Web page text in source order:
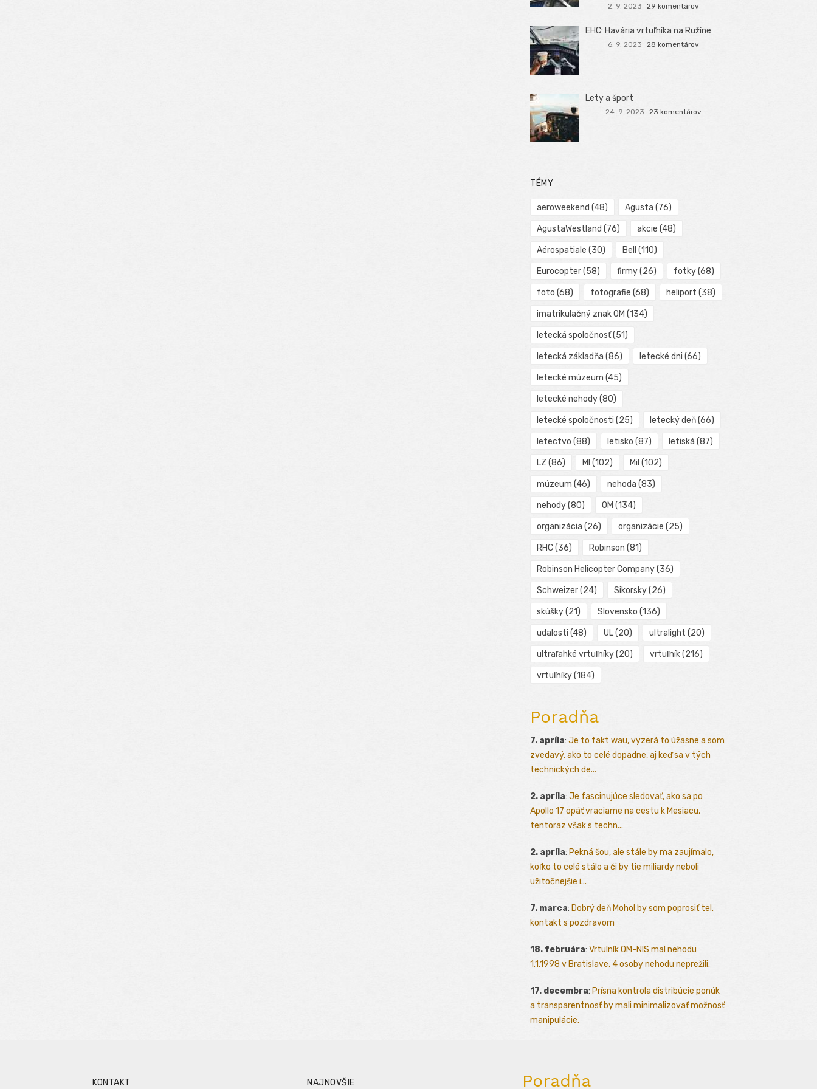
2. 9. 2023 29 komentárov
EHC: Havária vrtuľníka na Ružíne
6. 9. 2023 28 komentárov
Lety a šport
24. 9. 2023 23 komentárov
TÉMY
aeroweekend (48) Agusta (76)
AgustaWestland (76) akcie (48)
Aérospatiale (30) Bell (110)
Eurocopter(58) firmy(26) fotky(68)
foto (68) fotografie (68) heliport (38)
imatrikulačný znak OM (134)
letecká spoločnosť(51)
letecká základňa (86) letecké dni (66)
letecké múzeum (45)
letecké nehody(80)
letecké spoločnosti (25) letecký deň(66)
letectvo (88) letisko (87) letiská (87)
LZ (86) MI (102) Mil (102)
múzeum (46) nehoda (83)
nehody(80) OM (134)
organizácia (26) organizácie (25)
RHC(36) Robinson (81)
Robinson Helicopter Company(36)
Schweizer(24) Sikorsky(26)
skúšky(21) Slovensko (136)
udalosti (48) UL(20) ultralight (20)
ultraľahké vrtuľníky(20) vrtuľník(216)
vrtuľníky(184)
Poradňa
7. apríla: Je to fakt wau, vyzerá to úžasne a som
zvedavý, ako to celé dopadne, aj keď sa v tých
technických de...
2. apríla: Je fascinujúce sledovať, ako sa po
Apollo 17 opäť vraciame na cestu k Mesiacu,
tentoraz však s techn...
2. apríla: Pekná šou, ale stále by ma zaujímalo,
koľko to celé stálo a či by tie miliardy neboli
užitočnejšie i...
7. marca: Dobrý deň Mohol by som poprosiť tel.
kontakt s pozdravom
18. februára: Vrtulník OM-NIS mal nehodu
1.1.1998 v Bratislave, 4 osoby nehodu neprežili.
17. decembra: Prísna kontrola distribúcie ponúk
a transparentnosť by mali minimalizovať možnosť
manipulácie.
KONTAKT NAJNOVŠIE Poradňa